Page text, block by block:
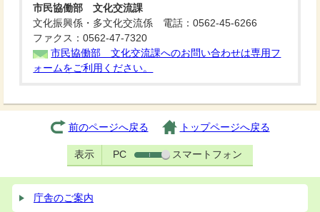
市民協働部 文化交流課
文化振興係・多文化交流係 電話：0562-45-6266
ファクス：0562-47-7320
市民協働部 文化交流課へのお問い合わせは専用フ
ォームをご利用ください。
前のページへ戻る トップページへ戻る
表示 PC スマートフォン
庁舎のご案内